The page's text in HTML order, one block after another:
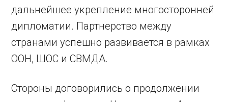
дальнейшее укрепление многосторонней
дипломатии. Партнерство между
странами успешно развивается в рамках
ООН, ШОС и СВМДА.
Стороны договорились о продолжении